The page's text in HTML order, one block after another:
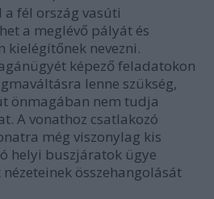
a fél ország vasúti
a meglévő pályát és
nevezni.
képező feladatokon
lenne szükség,
önmagában nem tudja
A vonathoz csatlakozó
még viszonylag kis
helyi buszjáratok ügye
összehangolását